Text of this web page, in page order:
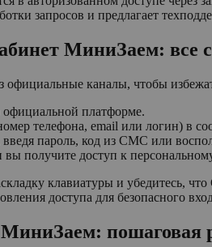
запросов и предлагает
МиниЗаем: все
официальные каналы, чтобы
официальной платформе.
телефона, email или логин) в
пароль, код из СМС или
получите доступ к
клавиатуры и убедитесь,
доступа для безопасного
пошаговая